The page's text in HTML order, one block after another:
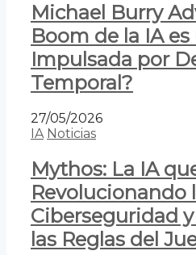
Michael Burry
Boom de la IA
Impulsada por
Temporal?
27/05/2026
IA Noticias
Mythos: La IA
Revolucionando
Ciberseguridad
las Reglas del